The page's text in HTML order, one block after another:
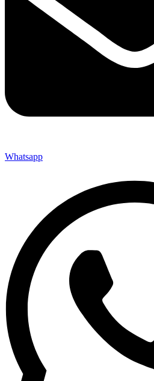
Whatsapp